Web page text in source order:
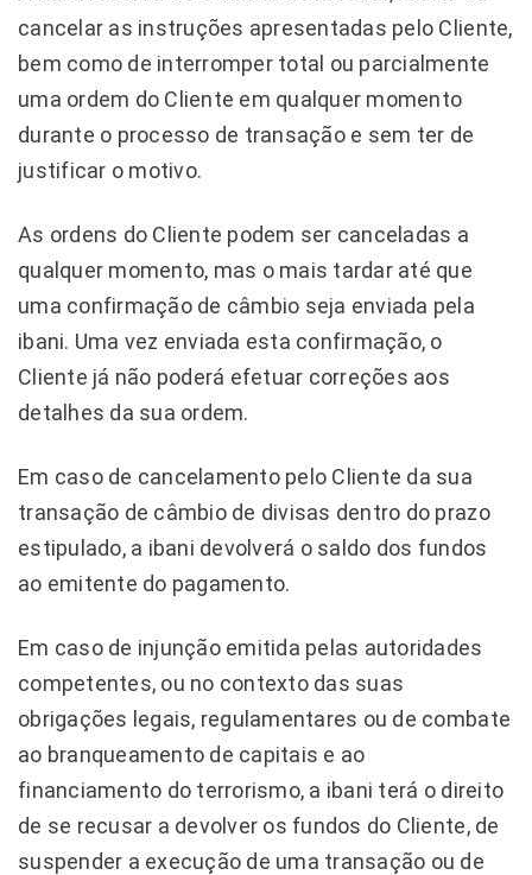
cancelar as instruções apresentadas pelo Cliente,
bem como de interromper total ou parcialmente
uma ordem do Cliente em qualquer momento
durante o processo de transação e sem ter de
justificar o motivo.
As ordens do Cliente podem ser canceladas a
qualquer momento, mas o mais tardar até que
uma confirmação de câmbio seja enviada pela
ibani. Uma vez enviada esta confirmação, o
Cliente já não poderá efetuar correções aos
detalhes da sua ordem.
Em caso de cancelamento pelo Cliente da sua
transação de câmbio de divisas dentro do prazo
estipulado, a ibani devolverá o saldo dos fundos
ao emitente do pagamento.
Em caso de injunção emitida pelas autoridades
competentes, ou no contexto das suas
obrigações legais, regulamentares ou de combate
ao branqueamento de capitais e ao
financiamento do terrorismo, a ibani terá o direito
de se recusar a devolver os fundos do Cliente, de
suspender a execução de uma transação ou de